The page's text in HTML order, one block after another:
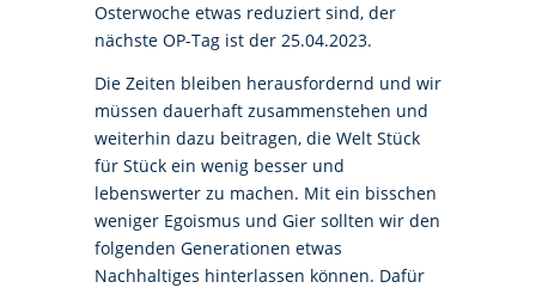
Osterwoche etwas reduziert sind, der
nächste OP-Tag ist der 25.04.2023.
Die Zeiten bleiben herausfordernd und wir
müssen dauerhaft zusammenstehen und
weiterhin dazu beitragen, die Welt Stück
für Stück ein wenig besser und
lebenswerter zu machen. Mit ein bisschen
weniger Egoismus und Gier sollten wir den
folgenden Generationen etwas
Nachhaltiges hinterlassen können. Dafür